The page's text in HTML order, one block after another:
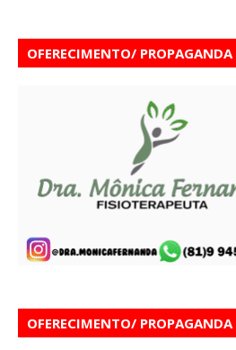
OFERECIMENTO/ PROPAGANDA
OFERECIMENTO/ PROPAGANDA